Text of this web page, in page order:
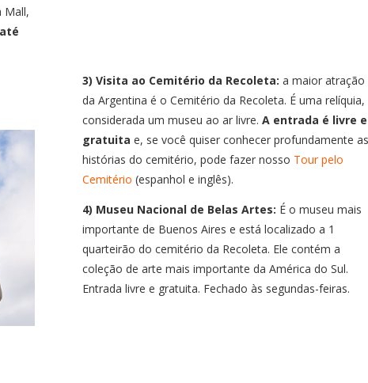
Mall,
3) Visita ao Cemitério da Recoleta: a maior atração
da Argentina é o Cemitério da Recoleta. É uma relíquia,
considerada um museu ao ar livre. A entrada é livre e
gratuita e, se você quiser conhecer profundamente as
histórias do cemitério, pode fazer nosso Tour pelo
Cemitério (espanhol e inglês).
4) Museu Nacional de Belas Artes: É o museu mais
importante de Buenos Aires e está localizado a 1
quarteirão do cemitério da Recoleta. Ele contém a
coleção de arte mais importante da América do Sul.
Entrada livre e gratuita. Fechado às segundas-feiras.